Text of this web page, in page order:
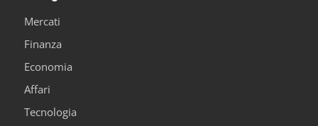
Mercati
Finanza
Economia
Affari
Tecnologia